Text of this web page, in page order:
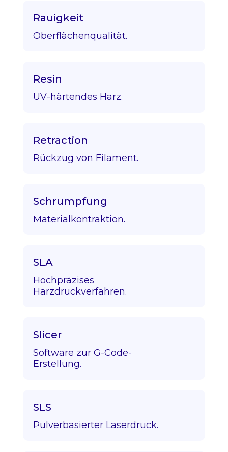
Rauigkeit
Oberflächenqualität.
Resin
UV-härtendes Harz.
Retraction
Rückzug von Filament.
Schrumpfung
Materialkontraktion.
SLA
Hochpräzises
Harzdruckverfahren.
Slicer
Software zur G-Code-
Erstellung.
SLS
Pulverbasierter Laserdruck.